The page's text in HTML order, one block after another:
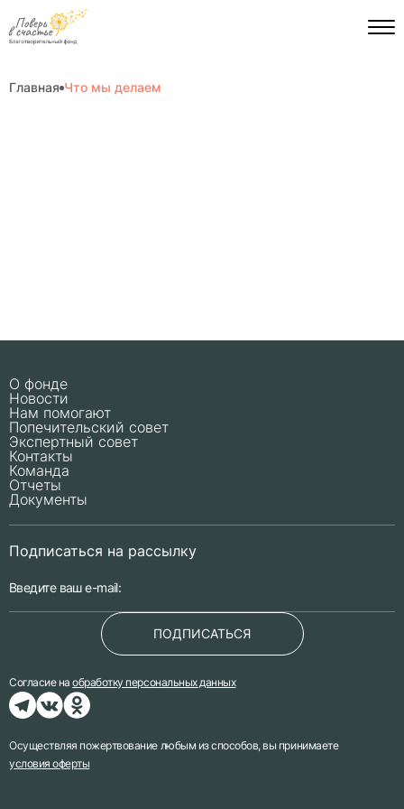
Главная Что мы делаем
О фонде
Новости
Нам помогают
Попечительский совет
Экспертный совет
Контакты
Команда
Отчеты
Документы
Осуществляя пожертвование любым из способов, вы принимаете
условия оферты
Подписаться на рассылку
ПОДПИСАТЬСЯ
Согласие наобработку персональных данных